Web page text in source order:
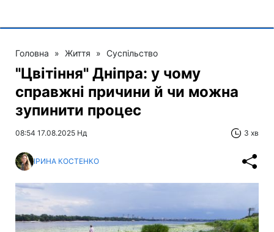
Головна » Життя » Суспільство
"Цвітіння" Дніпра: у чому
справжні причини й чи можна
зупинити процес
08:54 17.08.2025 Нд 3 хв
ІРИНА КОСТЕНКО